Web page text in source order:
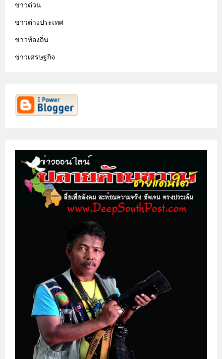
ข่าวด่วน
ข่าวต่างประเทศ
ข่าวท้องถิ่น
ข่าวเศรษฐกิจ